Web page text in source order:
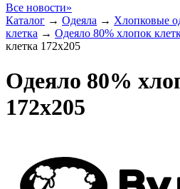
Все новости»
Каталог → Одеяла → Хлопковые
клетка → Одеяло 80% хлопок
клетка 172х205
Одеяло 80%
172х205